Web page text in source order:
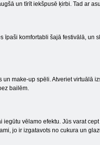
un tīrīt iekšpusē ķirbi. Tad ar
komfortabli šajā festivālā,
make-up spēli. Atveriet virtuālā
bailēm.
vēlamo efektu. Jūs varat
jo ir izgatavots no cukura un